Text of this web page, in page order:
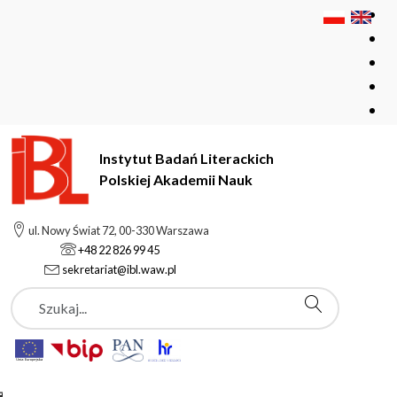
Instytut Badań Literackich
Polskiej Akademii Nauk
ul. Nowy Świat 72, 00-330 Warszawa
+48 22 826 99 45
sekretariat@ibl.waw.pl
Szukaj
Instytut Badań Literackich Polskiej Akademii Nauk
Pracownie i zespoły
Pracownia Dokumentacji Literatury Współczesnej
Pracownia
Dokumentacji